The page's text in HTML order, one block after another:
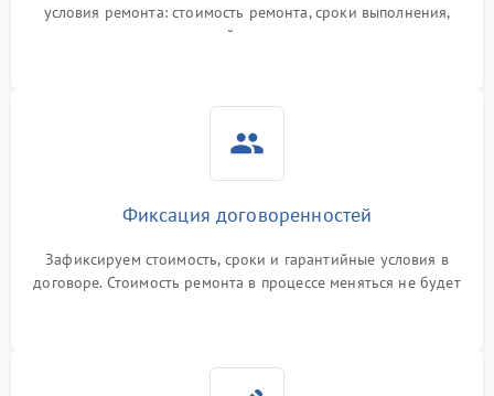
условия ремонта: стоимость ремонта, сроки выполнения,
гарантийные условия
Фиксация договоренностей
Зафиксируем стоимость, сроки и гарантийные условия в
договоре. Стоимость ремонта в процессе меняться не будет